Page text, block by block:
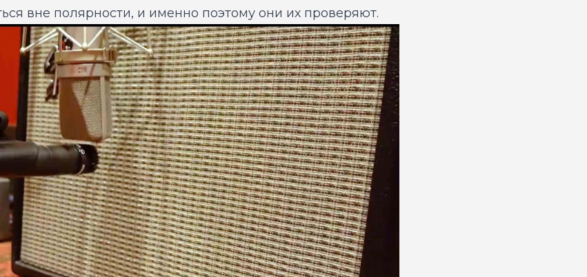
вне полярности, и именно поэтому они их проверяют.